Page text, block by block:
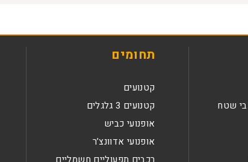
תחומים
קטנועים
קטנועים 3 גלגלים
אופנועי כביש
אופנועי אדוונצ’ר